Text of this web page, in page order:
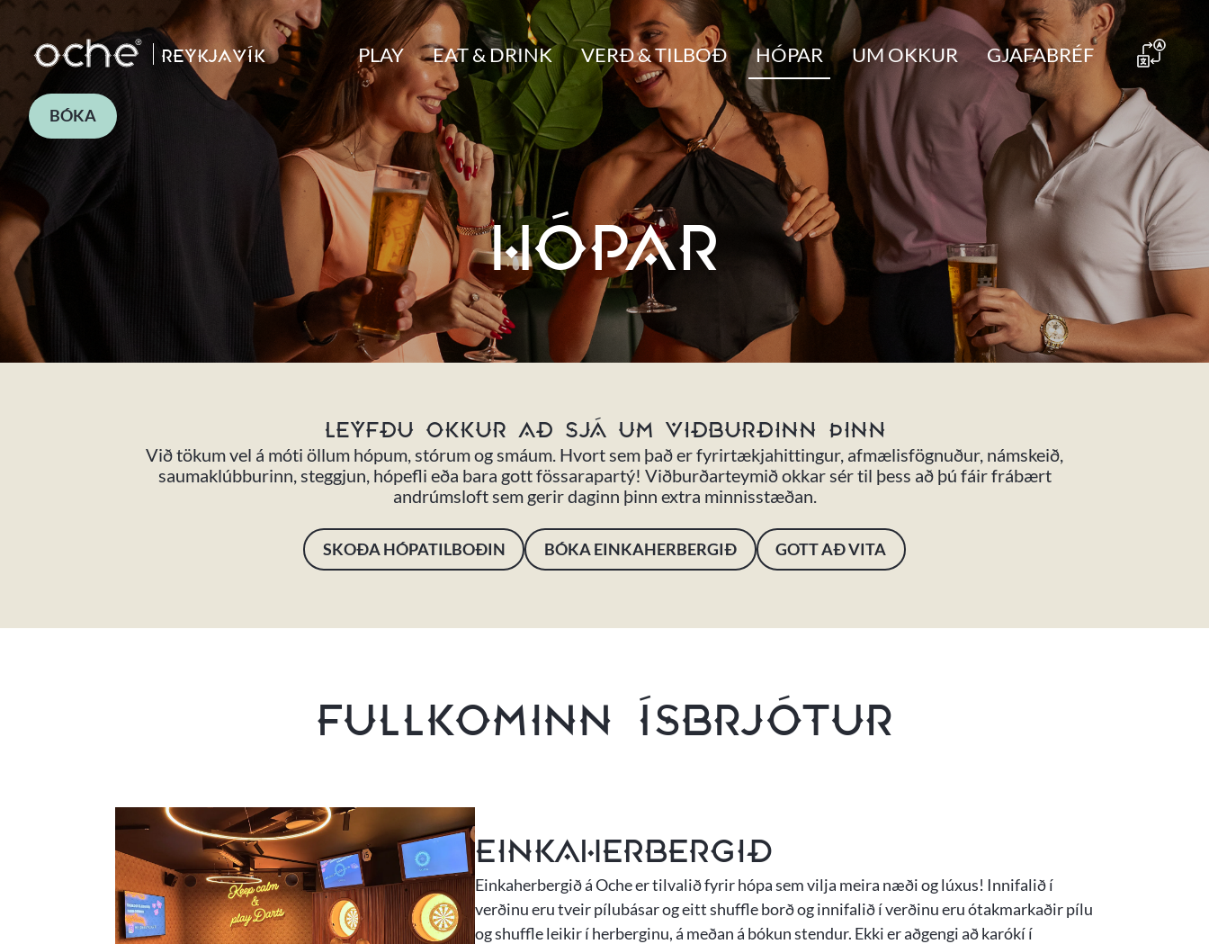
REYKJAVÍK PLAY EAT & DRINK VERÐ & TILBOÐ HÓPAR UM OKKUR GJAFABRÉF
BÓKA
HÓPAR
LEYFÐU OKKUR AÐ SJÁ UM VIÐBURÐINN ÞINN
Við tökum vel á móti öllum hópum, stórum og smáum. Hvort sem það er fyrirtækjahittingur, afmælisfögnuður, námskeið,
saumaklúbburinn, steggjun, hópefli eða bara gott fössarapartý! Viðburðarteymið okkar sér til þess að þú fáir frábært
andrúmsloft sem gerir daginn þinn extra minnisstæðan.
SKOÐA HÓPATILBOÐIN BÓKA EINKAHERBERGIÐ GOTT AÐ VITA
FULLKOMINN ÍSBRJÓTUR
Einkaherbergið
Einkaherbergið á Oche er tilvalið fyrir hópa sem vilja meira næði og lúxus! Innifalið í
verðinu eru tveir pílubásar og eitt shuffle borð og innifalið í verðinu eru ótakmarkaðir pílu
og shuffle leikir í herberginu, á meðan á bókun stendur. Ekki er aðgengi að karókí í